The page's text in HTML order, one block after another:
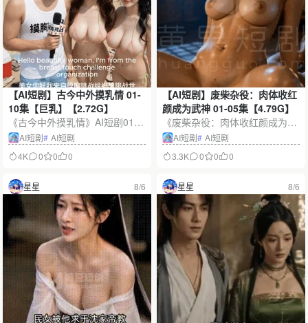
【AI短剧】古今中外摸乳情 01-
10集【巨乳】【2.72G】
《古今中外摸乳情》AI短剧01-1
0集完整合集，约2.72G。作品
融合古风、现代都市与异域场
景，以巨乳角色设定、丰富服装
变化和拟真AI影像呈现跨时空短
篇故事。
AI短剧# AI短剧
4K
0 0 0
【AI短剧】废柴杂役：肉体收红
颜成为武神 01-05集【4.79G】
《废柴杂役：肉体收红颜成为武
神》是一部玄幻逆袭题材AI短
剧，本次收录第01-05集，容量
约4.79G。故事讲述卑微杂役意
外觉醒神秘力量，在宗门争斗、
修炼突破与红颜羁绊中不断成
长，逐步踏上成为武神的热血道
路。
AI短剧# AI短剧
3.3K
0 0 0
星星 8/6 星星 8/6